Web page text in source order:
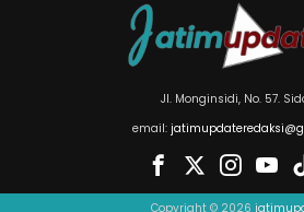
Jl. Monginsidi, No. 57.
email:
Copyright © 2026